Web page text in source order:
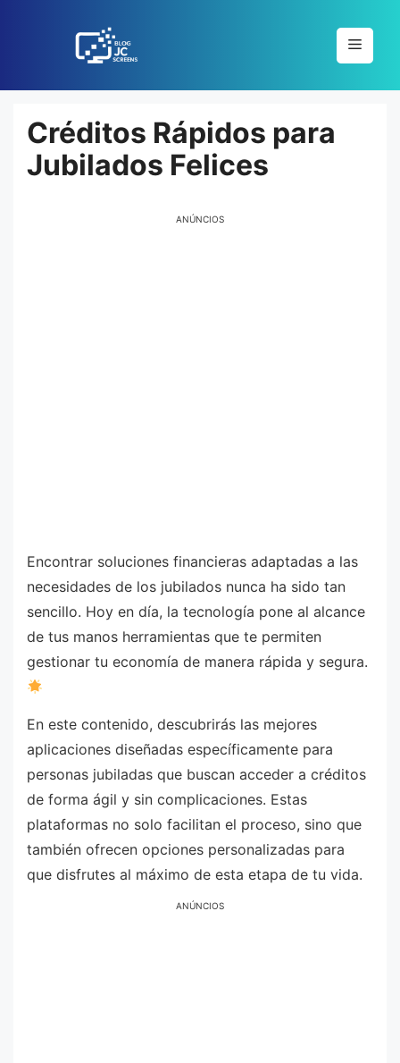
Menu
Créditos Rápidos para
Jubilados Felices
ANÚNCIOS
Encontrar soluciones financieras adaptadas a las
necesidades de los jubilados nunca ha sido tan
sencillo. Hoy en día, la tecnología pone al alcance
de tus manos herramientas que te permiten
gestionar tu economía de manera rápida y segura.
En este contenido, descubrirás las mejores
aplicaciones diseñadas específicamente para
personas jubiladas que buscan acceder a créditos
de forma ágil y sin complicaciones. Estas
plataformas no solo facilitan el proceso, sino que
también ofrecen opciones personalizadas para
que disfrutes al máximo de esta etapa de tu vida.
ANÚNCIOS